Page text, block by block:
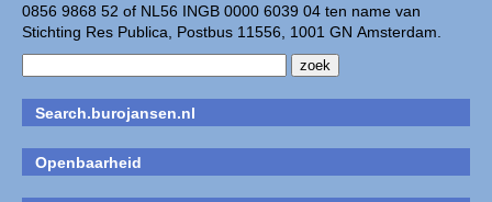
0856 9868 52 of NL56 INGB 0000 6039 04 ten name van
Stichting Res Publica, Postbus 11556, 1001 GN Amsterdam.
Search.burojansen.nl
Openbaarheid